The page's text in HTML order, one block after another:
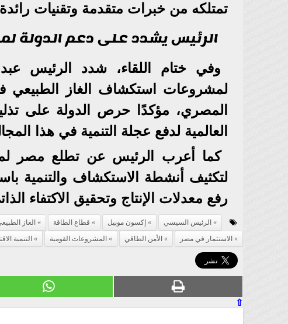
تمتلكه من خبرات متقدمة وتقنيات
الرئيس يشدد على دعم الدولة
وفي ختام اللقاء، شدد الرئيس عبد
لمشروعات استكشاف الغاز الطبيعي
المصري، مؤكدًا حرص الدولة على
العالمية لدفع عجلة التنمية في هذا
كما أعرب الرئيس عن تطلع مصر
لتكثيف أنشطة الاستكشاف والتنمية
رفع معدلات الإنتاج وتحقيق الاكتفاء
الرئيس السيسي إكسون موبيل قطاع الطاقة الغاز
الاستثمار في مصر
الأمن الطاقي المشروعات القومية التنمية
⇧